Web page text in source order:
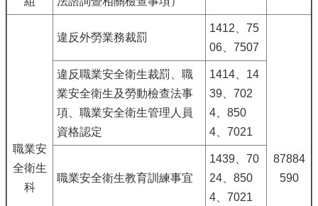
職業安
全衛生
科
違反外勞業務裁罰
1412、75
06、7507
87884
590
違反職業安全衛生裁罰、職
業安全衛生及勞動檢查法事
項、職業安全衛生管理人員
資格認定
1414、14
39、702
4、850
4、7021
職業安全衛生教育訓練事宜
1439、70
24、850
4、7021